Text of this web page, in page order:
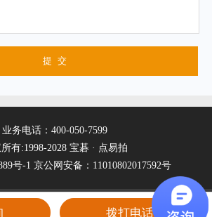
业务电话：400-050-7599
有:1998-2028 宝碁 · 点易拍
号-1 京公网安备：11010802017592号
拨打电话